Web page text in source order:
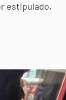
estipulado,